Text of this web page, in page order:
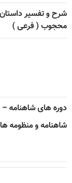
شرح و تفسیر
محجوب ( فرعی )
دوره های شاهنامه
شاهنامه و منظومه